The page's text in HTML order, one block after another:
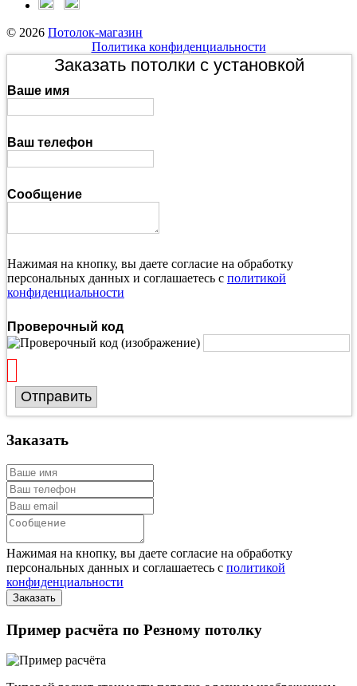
© 2026 Потолок-магазин
Политика конфиденциальности
Заказать потолки с установкой
Ваше имя
Ваш телефон
Сообщение
Нажимая на кнопку, вы даете согласие на обработку
персональных данных и соглашаетесь с политикой
конфиденциальности
Проверочный код
Отправить
Заказать
Нажимая на кнопку, вы даете согласие на обработку
персональных данных и соглашаетесь с политикой
конфиденциальности
Пример расчёта по Резному потолку